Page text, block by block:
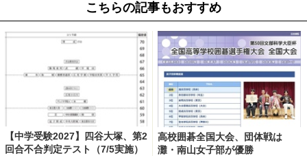
こちらの記事もおすすめ
【中学受験2027】四谷大塚、第2
回合不合判定テスト（7/5実施）
高校囲碁全国大会、団体戦は
灘・南山女子部が優勝